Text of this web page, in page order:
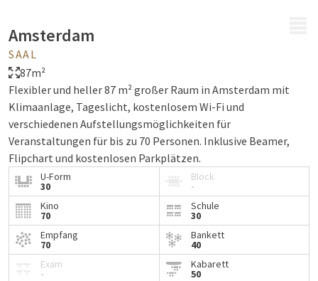
Amsterdam
SAAL
87m²
Flexibler und heller 87 m² großer Raum in Amsterdam mit
Klimaanlage, Tageslicht, kostenlosem Wi-Fi und
verschiedenen Aufstellungsmöglichkeiten für
Veranstaltungen für bis zu 70 Personen. Inklusive Beamer,
Flipchart und kostenlosen Parkplätzen.
U-Form
30
Block
-
Kino
70
Schule
30
Empfang
70
Bankett
40
Exam
-
Kabarett
50